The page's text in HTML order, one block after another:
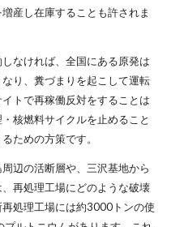
産し在庫することも許されま
なければ、全国にある原発は
り、糞づまりを起こして運転
トで再稼働反対をすることは
核燃料サイクルを止めること
ための方策です。
辺の活断層や、三沢基地から
再処理工場にどのような破壊
処理工場には約3000トンの使